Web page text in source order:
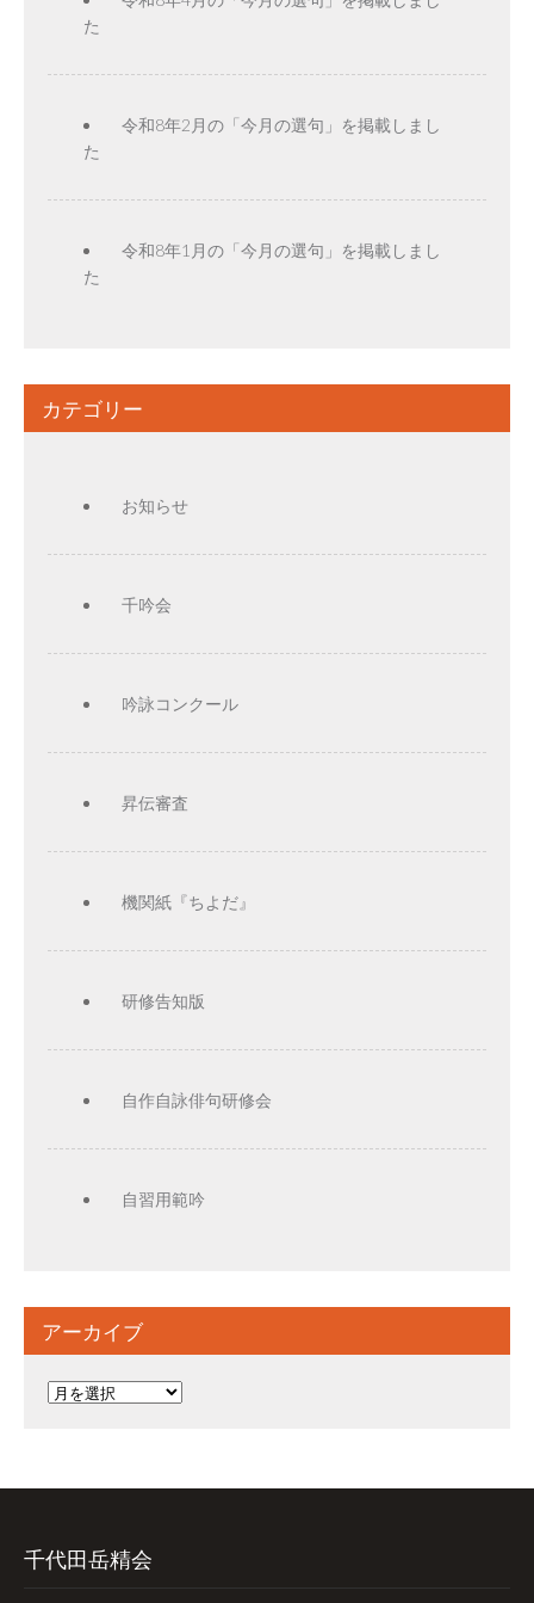
た
令和8年2月の「今月の選句」を掲載しまし
た
令和8年1月の「今月の選句」を掲載しまし
た
カテゴリー
お知らせ
千吟会
吟詠コンクール
昇伝審査
機関紙『ちよだ』
研修告知版
自作自詠俳句研修会
自習用範吟
アーカイブ
ア
ブ
千代田岳精会